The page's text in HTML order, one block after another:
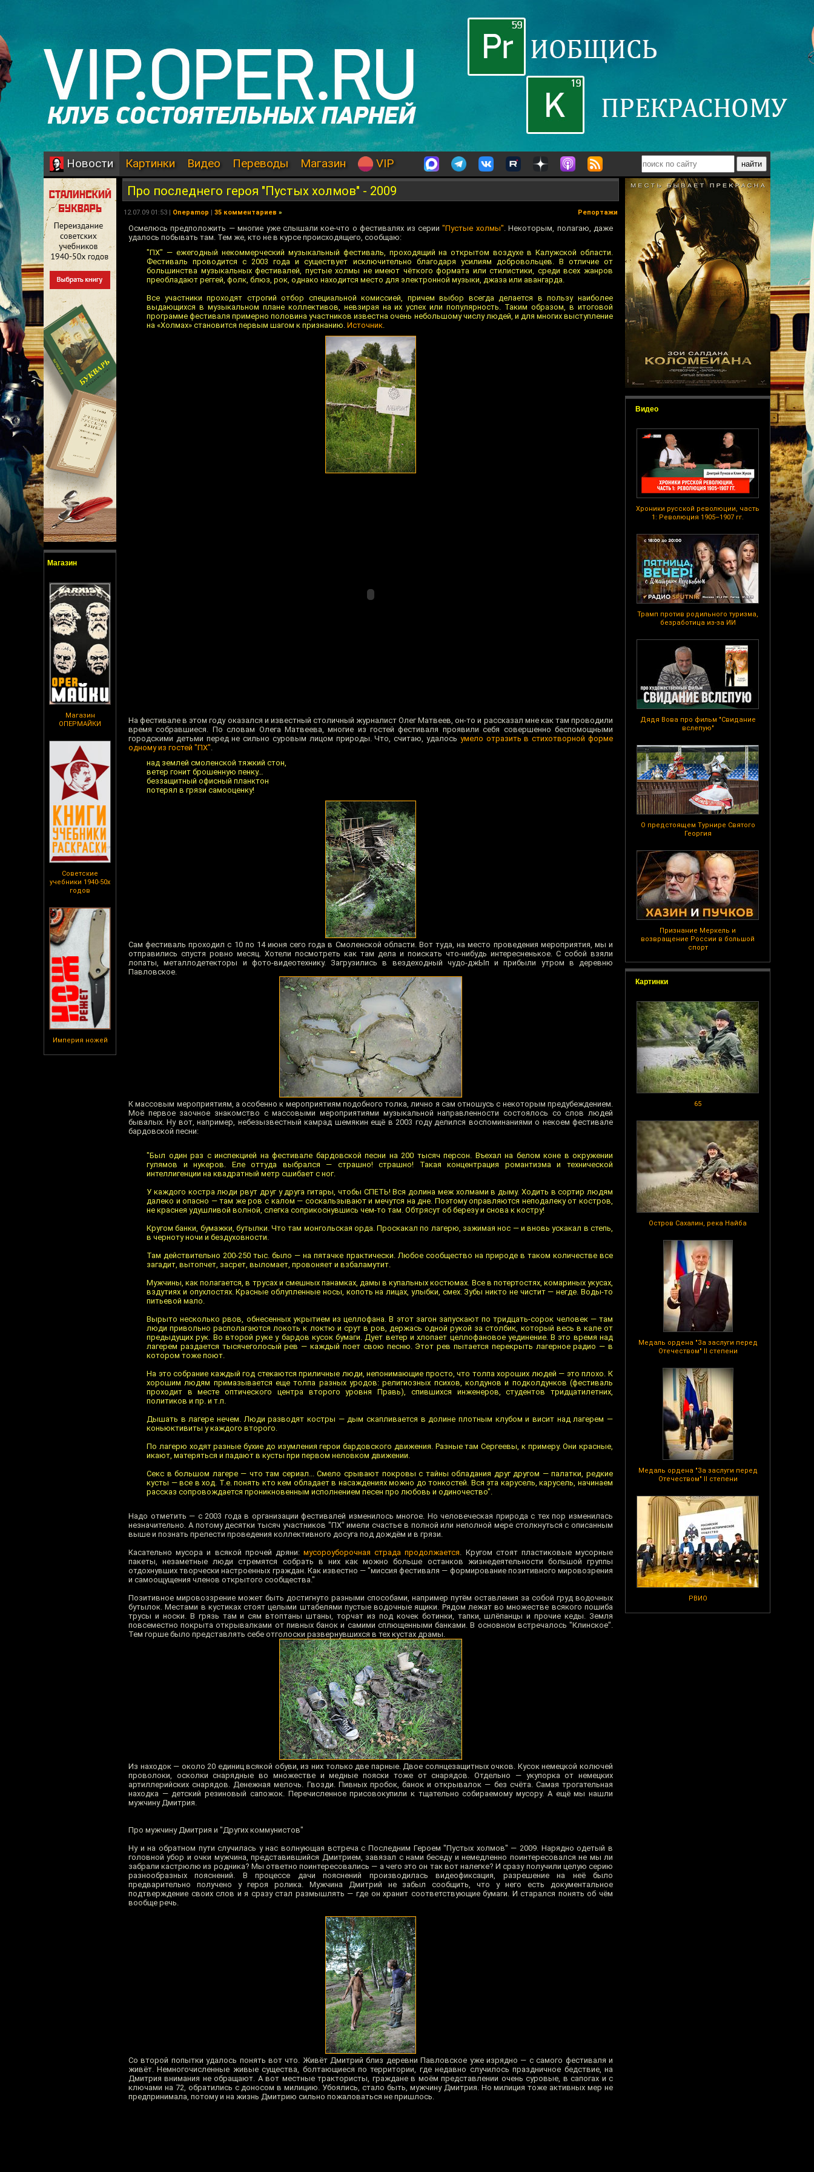
Новости Картинки Видео Переводы Магазин VIP
Магазин
Магазин
ОПЕРМАЙКИ
Советские
учебники 1940-50х
годов
Империя ножей
Видео
Хроники русской революции, часть
1: Революция 1905–1907 гг.
Трамп против родильного туризма,
безработица из-за ИИ
Дядя Вова про фильм "Свидание
вслепую"
О предстоящем Турнире Святого
Георгия
Признание Меркель и
возвращение России в большой
спорт
Картинки
65
Остров Сахалин, река Найба
Медаль ордена "За заслуги перед
Отечеством" II степени
Медаль ордена "За заслуги перед
Отечеством" II степени
РВИО
Про последнего героя "Пустых холмов" - 2009
12.07.09 01:53 | Onepamop | 35 комментариев » Репортажи
Осмелюсь предположить — многие уже слышали кое-что о фестивалях из серии"Пустые холмы". Некоторым, полагаю, даже
удалось побывать там. Тем же, кто не в курсе происходящего, сообщаю:
"ПХ" — ежегодный некоммерческий музыкальный фестиваль, проходящий на открытом воздухе в Калужской области.
Фестиваль проводится с 2003 года и существует исключительно благодаря усилиям добровольцев. В отличие от
большинства музыкальных фестивалей, пустые холмы не имеют чёткого формата или стилистики, среди всех жанров
преобладают реггей, фолк, блюз, рок, однако находится место для электронной музыки, джаза или авангарда.
Все участники проходят строгий отбор специальной комиссией, причем выбор всегда делается в пользу наиболее
выдающихся в музыкальном плане коллективов, невзирая на их успех или популярность. Таким образом, в итоговой
программе фестиваля примерно половина участников известна очень небольшому числу людей, и для многих выступление
на «Холмах» становится первым шагом к признанию. Источник.
На фестивале в этом году оказался и известный столичный журналист Олег Матвеев, он-то и рассказал мне как там проводили
время собравшиеся. По словам Олега Матвеева, многие из гостей фестиваля проявили себя совершенно беспомощными
городскими детьми перед не сильно суровым лицом природы. Что, считаю, удалось умело отразить в стихотворной форме
одному из гостей "ПХ".
над землей смоленской тяжкий стон,
ветер гонит брошенную пенку…
беззащитный офисный планктон
потерял в грязи самооценку!
Сам фестиваль проходил с 10 по 14 июня сего года в Смоленской области. Вот туда, на место проведения мероприятия, мы и
отправились спустя ровно месяц. Хотели посмотреть как там дела и поискать что-нибудь интересненькое. С собой взяли
лопаты, металлодетекторы и фото-видеотехнику. Загрузились в вездеходный чудо-джЫп и прибыли утром в деревню
Павловское.
К массовым мероприятиям, а особенно к мероприятиям подобного толка, лично я сам отношусь с некоторым предубеждением.
Моё первое заочное знакомство с массовыми мероприятиями музыкальной направленности состоялось со слов людей
бывалых. Ну вот, например, небезызвестный камрад шемякин ещё в 2003 году делился воспоминаниями о некоем фестивале
бардовской песни:
"Был один раз с инспекцией на фестивале бардовской песни на 200 тысяч персон. Въехал на белом коне в окружении
гулямов и нукеров. Еле оттуда выбрался — страшно! страшно! Такая концентрация романтизма и технической
интеллигенции на квадратный метр сшибает с ног.
У каждого костра люди рвут друг у друга гитары, чтобы СПЕТЬ! Вся долина меж холмами в дыму. Ходить в сортир людям
далеко и опасно — там же ров с калом — соскальзывают и мечутся на дне. Поэтому оправляются неподалеку от костров,
не краснея удушливой волной, слегка соприкоснувшись чем-то там. Обтрясут об березу и снова к костру!
Кругом банки, бумажки, бутылки. Что там монгольская орда. Проскакал по лагерю, зажимая нос — и вновь ускакал в степь,
в черноту ночи и бездуховности.
Там действительно 200-250 тыс. было — на пятачке практически. Любое сообщество на природе в таком количестве все
загадит, вытопчет, засрет, выломает, провоняет и взбаламутит.
Мужчины, как полагается, в трусах и смешных панамках, дамы в купальных костюмах. Все в потертостях, комариных укусах,
вздутиях и опухлостях. Красные облупленные носы, копоть на лицах, улыбки, смех. Зубы никто не чистит — негде. Воды-то
питьевой мало.
Вырыто несколько рвов, обнесенных укрытием из целлофана. В этот загон запускают по тридцать-сорок человек — там
люди привольно располагаются локоть к локтю и срут в ров, держась одной рукой за столбик, который весь в кале от
предыдущих рук. Во второй руке у бардов кусок бумаги. Дует ветер и хлопает целлофановое уединение. В это время над
лагерем раздается тысячеголосый рев — каждый поет свою песню. Этот рев пытается перекрыть лагерное радио — в
котором тоже поют.
На это собрание каждый год стекаются приличные люди, непонимающие просто, что толпа хороших людей — это плохо. К
хорошим людям примазывается еще толпа разных уродов: религиозных психов, колдунов и подколдунков (фестиваль
проходит в месте оптического центра второго уровня Правь), спившихся инженеров, студентов тридцатилетних,
политиков и пр. и т.п.
Дышать в лагере нечем. Люди разводят костры — дым скапливается в долине плотным клубом и висит над лагерем —
коньюктивиты у каждого второго.
По лагерю ходят разные бухие до изумления герои бардовского движения. Разные там Сергеевы, к примеру. Они красные,
икают, матеряться и падают в кусты при первом неловком движении.
Секс в большом лагере — что там сериал... Смело срывают покровы с тайны обладания друг другом — палатки, редкие
кусты — все в ход. Т.е. понять кто кем обладает в насаждениях можно до тонкостей. Вся эта карусель, карусель, начинаем
рассказ сопровождается проникновенным исполнением песен про любовь и одиночество".
Надо отметить — с 2003 года в организации фестивалей изменилось многое. Но человеческая природа с тех пор изменилась
незначительно. А потому десятки тысяч участников "ПХ" имели счастье в полной или неполной мере столкнуться с описанным
выше и познать прелести проведения коллективного досуга под дождём и в грязи.
Касательно мусора и всякой прочей дряни: мусороуборочная страда продолжается. Кругом стоят пластиковые мусорные
пакеты, незаметные люди стремятся собрать в них как можно больше останков жизнедеятельности большой группы
отдохнувших творчески настроенных граждан. Как известно — "миссия фестиваля — формирование позитивного мировозрения
и самоощущения членов открытого сообщества."
Позитивное мировоззрение может быть достигнуто разными способами, например путём оставления за собой груд водочных
бутылок. Местами в кустиках стоят целыми штабелями пустые водочные ящики. Рядом лежат во множестве всякого пошиба
трусы и носки. В грязь там и сям втоптаны штаны, торчат из под кочек ботинки, тапки, шлёпанцы и прочие кеды. Земля
повсеместно покрыта открывалками от пивных банок и самими сплющенными банками. В основном встречалось "Клинское".
Тем горше было представлять себе отголоски развернувшихся в тех кустах драмы.
Из находок — около 20 единиц всякой обуви, из них только две парные. Двое солнцезащитных очков. Кусок немецкой колючей
проволоки, осколки снарядные во множестве и медные пояски тоже от снарядов. Отдельно — укупорка от немецких
артиллерийских снарядов. Денежная мелочь. Гвозди. Пивных пробок, банок и открывалок — без счёта. Самая трогательная
находка — детский резиновый сапожок. Перечисленное присовокупили к тщательно собираемому мусору. А ещё мы нашли
мужчину Дмитрия.
Про мужчину Дмитрия и "Других коммунистов"
Ну и на обратном пути случилась у нас волнующая встреча с Последним Героем "Пустых холмов" — 2009. Нарядно одетый в
головной убор и очки мужчина, представившийся Дмитрием, завязал с нами беседу и немедленно поинтересовался не мы ли
забрали кастрюлю из родника? Мы ответно поинтересовались — а чего это он так вот налегке? И сразу получили целую серию
разнообразных пояснений. В процессе дачи пояснений производилась видеофиксация, разрешение на неё было
предварительно получено у героя ролика. Мужчина Дмитрий не забыл сообщить, что у него есть документальное
подтверждение своих слов и я сразу стал размышлять — где он хранит соответствующие бумаги. И старался понять об чём
вообще речь.
Со второй попытки удалось понять вот что. Живёт Дмитрий близ деревни Павловское уже изрядно — с самого фестиваля и
живёт. Немногочисленные живые существа, болтающиеся по территории, где недавно случилось праздничное бедствие, на
Дмитрия внимания не обращают. А вот местные трактористы, граждане в моём представлении очень суровые, в сапогах и с
ключами на 72, обратились с доносом в милицию. Убоялись, стало быть, мужчину Дмитрия. Но милиция тоже активных мер не
предпринимала, потому и на жизнь Дмитрию сильно пожаловаться не пришлось.